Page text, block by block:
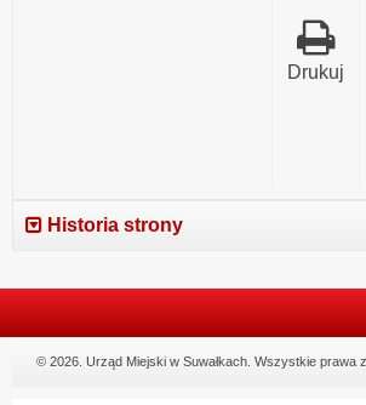
Drukuj
Historia strony
© 2026. Urząd Miejski w Suwałkach. Wszystkie prawa